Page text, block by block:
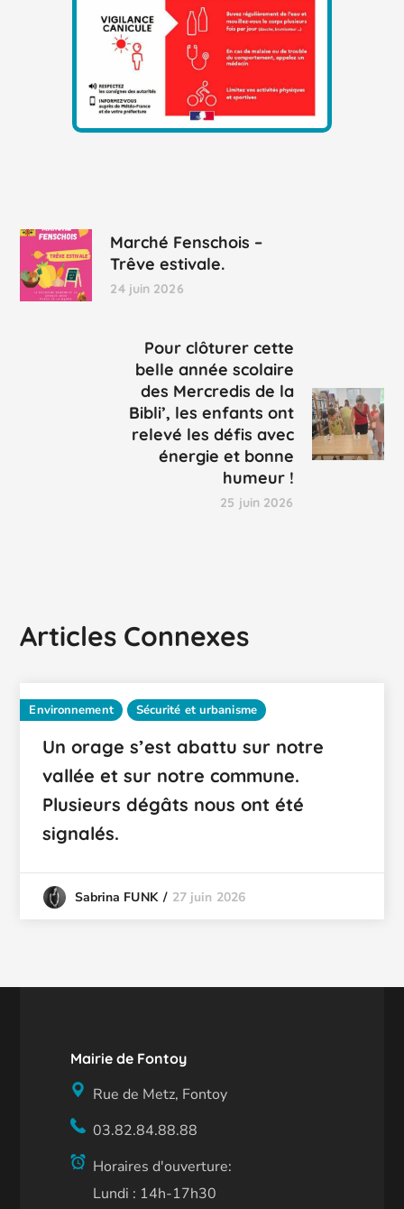
Marché Fenschois –
Trêve estivale.
24 juin 2026
Pour clôturer cette
belle année scolaire
des Mercredis de la
Bibli’, les enfants ont
relevé les défis avec
énergie et bonne
humeur !
25 juin 2026
Articles Connexes
Environnement Sécurité et urbanisme
Un orage s’est abattu sur notre
vallée et sur notre commune.
Plusieurs dégâts nous ont été
signalés.
Sabrina FUNK 27 juin 2026
Mairie de Fontoy
Rue de Metz, Fontoy
03.82.84.88.88
Horaires d'ouverture:
Lundi : 14h-17h30